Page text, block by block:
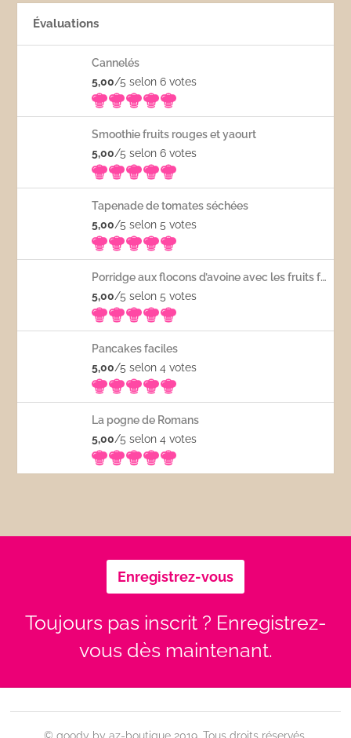
Évaluations
Cannelés
5,00/5 selon 6votes
Smoothie fruits rouges et yaourt
5,00/5 selon 6votes
Tapenade de tomates séchées
5,00/5 selon 5votes
Porridge aux flocons d’avoine avec les fruits frais
5,00/5 selon 5votes
Pancakes faciles
5,00/5 selon 4votes
La pogne de Romans
5,00/5 selon 4votes
Enregistrez-vous
Toujours pas inscrit ? Enregistrez-
vous dès maintenant.
© goody by az-boutique 2019. Tous droits réservés.